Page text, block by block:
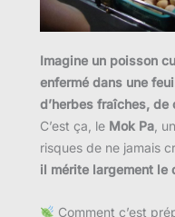
Imagine un poisson
enfermé dans une
d’herbes fraîches,
C’est ça, le Mok Pa ,
risques de ne jamais
il mérite largement le
Comment c’est